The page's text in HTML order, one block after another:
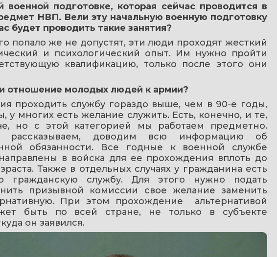
военной подготовке, которая сейчас проводится в
НВП. Вели эту начальную военную подготовку
будет проводить такие занятия?
попало же не допустят, эти люди проходят жесткий
и психологический опыт. Им нужно пройти
квалификацию, только после этого они
отношение молодых людей к армии?
проходить службу гораздо выше, чем в 90-е годы,
у многих есть желание служить. Есть, конечно, и те,
но с этой категорией мы работаем предметно.
рассказываем, доводим всю информацию об
обязанности. Все годные к военной службе
в войска для ее прохождения вплоть до
Также в отдельных случаях у гражданина есть
гражданскую службу. Для этого нужно подать
призывной комиссии свое желание заменить
При этом прохождение  альтернативой
быть по всей стране, не только в субъекте
он заявился.